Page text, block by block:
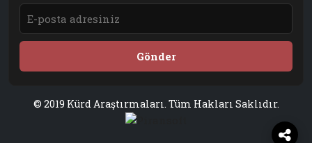
Gönder
© 2019 Kürd Araştırmaları. Tüm Hakları Saklıdır.